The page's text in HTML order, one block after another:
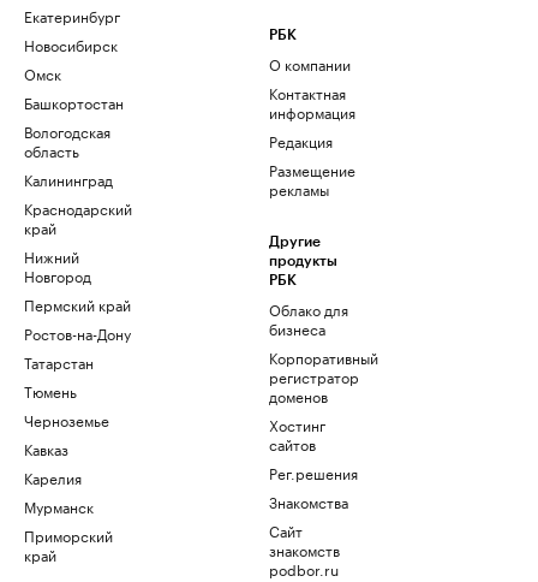
Екатеринбург
Новосибирск
Омск
Башкортостан
Вологодская
область
Калининград
Краснодарский
край
Нижний
Новгород
Пермский край
Ростов-на-Дону
Татарстан
Тюмень
Черноземье
Кавказ
Карелия
Мурманск
Приморский
край
РБК
О компании
Контактная
информация
Редакция
Размещение
рекламы
Другие
продукты
РБК
Облако для
бизнеса
Корпоративный
регистратор
доменов
Хостинг
сайтов
Рег.решения
Знакомства
Сайт
знакомств
podbor.ru